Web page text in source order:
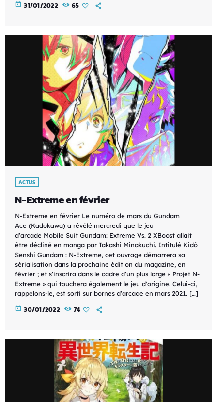
today 31/01/2022 65
ACTUS
N-Extreme en février
N-Extreme en février Le numéro de mars du Gundam
Ace (Kadokawa) a révélé mercredi que le jeu
d'arcade Mobile Suit Gundam: Extreme Vs. 2 XBoost allait
être décliné en manga par Takashi Minakuchi. Intitulé Kidô
Senshi Gundam : N-Extreme, cet ouvrage démarrera sa
sérialisation dans la prochaine édition du magazine, en
février ; et s'inscrira dans le cadre d'un plus large « Projet N-
Extreme » qui touchera également le jeu d'origine. Celui-ci,
rappelons-le, est sorti sur bornes d'arcade en mars 2021. […]
today 30/01/2022 74